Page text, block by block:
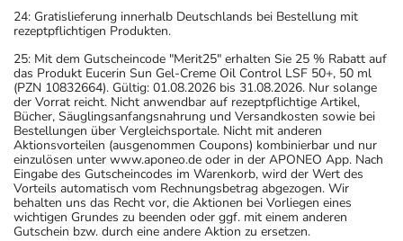
24: Gratislieferung innerhalb Deutschlands bei Bestellung mit
rezeptpflichtigen Produkten.
25: Mit dem Gutscheincode "Merit25" erhalten Sie 25 % Rabatt auf
das Produkt Eucerin Sun Gel-Creme Oil Control LSF 50+, 50 ml
(PZN 10832664). Gültig: 01.08.2026 bis 31.08.2026. Nur solange
der Vorrat reicht. Nicht anwendbar auf rezeptpflichtige Artikel,
Bücher, Säuglingsanfangsnahrung und Versandkosten sowie bei
Bestellungen über Vergleichsportale. Nicht mit anderen
Aktionsvorteilen (ausgenommen Coupons) kombinierbar und nur
einzulösen unter www.aponeo.de oder in der APONEO App. Nach
Eingabe des Gutscheincodes im Warenkorb, wird der Wert des
Vorteils automatisch vom Rechnungsbetrag abgezogen. Wir
behalten uns das Recht vor, die Aktionen bei Vorliegen eines
wichtigen Grundes zu beenden oder ggf. mit einem anderen
Gutschein bzw. durch eine andere Aktion zu ersetzen.